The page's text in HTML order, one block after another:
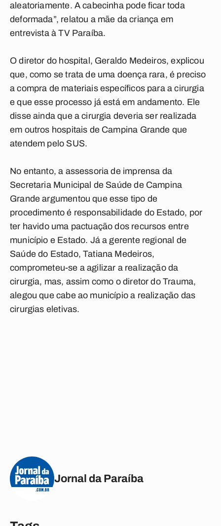
aleatoriamente. A cabecinha pode ficar toda
deformada”, relatou a mãe da criança em
entrevista à TV Paraíba.
O diretor do hospital, Geraldo Medeiros, explicou
que, como se trata de uma doença rara, é preciso
a compra de materiais específicos para a cirurgia
e que esse processo já está em andamento. Ele
disse ainda que a cirurgia deveria ser realizada
em outros hospitais de Campina Grande que
atendem pelo SUS.
No entanto, a assessoria de imprensa da
Secretaria Municipal de Saúde de Campina
Grande argumentou que esse tipo de
procedimento é responsabilidade do Estado, por
ter havido uma pactuação dos recursos entre
município e Estado. Já a gerente regional de
Saúde do Estado, Tatiana Medeiros,
comprometeu-se a agilizar a realização da
cirurgia, mas, assim como o diretor do Trauma,
alegou que cabe ao município a realização das
cirurgias eletivas.
Jornal da Paraíba